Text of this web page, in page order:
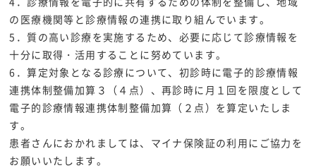
の医療機関等と診療情報の連携に取り組んでいます。
5．質の高い診療を実施するため、必要に応じて診療情報を
十分に取得・活用することに努めています。
6．算定対象となる診療について、初診時に電子的診療情報
連携体制整備加算３（４点）、再診時に月１回を限度として
電子的診療情報連携体制整備加算（２点）を算定いたしま
す。
患者さんにおかれましては、マイナ保険証の利用にご協力を
お願いいたします。